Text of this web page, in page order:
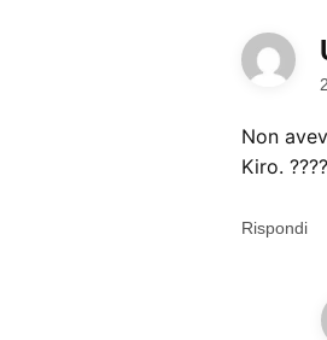
Non
Kiro. ????
Rispondi